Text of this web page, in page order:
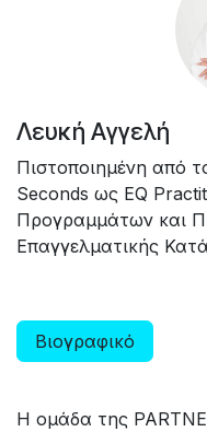
Λευκή Αγγελή
Πιστοποιημένη από
Seconds ως EQ
Προγραμμάτων και
Επαγγελματικής
Βιογραφικό
Η ομάδα της